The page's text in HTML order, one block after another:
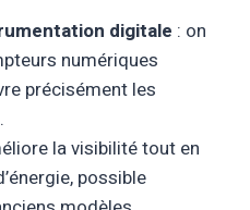
digitale : on
numériques
précisément les
la visibilité tout en
possible